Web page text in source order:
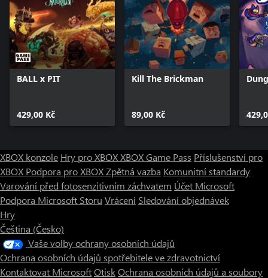
BALL x PIT
429,00 Kč
Kill The Brickman
89,00 Kč
XBOX konzole Hry pro XBOXXBOX Game Pass Příslušenství pro
XBOX Podpora pro XBOXZpětná vazba Komunitní standardy
Varování před fotosenzitivním záchvatem Účet Microsoft
Podpora Microsoft Storu Vrácení Sledování objednávek
Hry
Čeština (Česko)
Vaše volby ochrany osobních údajů
Ochrana osobních údajů spotřebitele ve zdravotnictví
Kontaktovat MicrosoftOtiskOchrana osobních údajů a soubory